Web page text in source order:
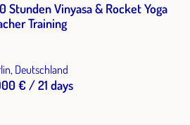
Stunden Vinyasa & Rocket Yoga
Training
Deutschland
€ / 21 days